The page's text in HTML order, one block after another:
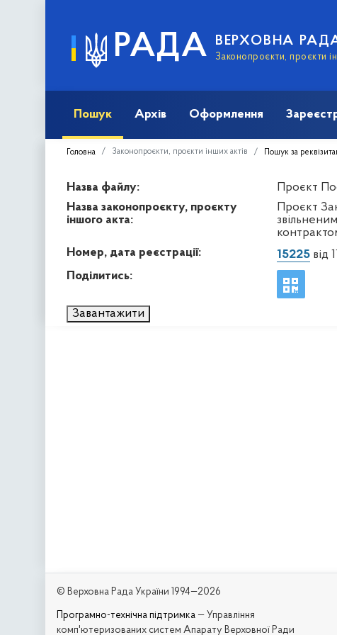
РАДА ВЕРХОВНА
Законопроєкти, проєкти
Пошук Архів Оформлення
Головна Законопроєкти, проєкти інших актів Пошук за
Назва файлу:
Проєкт
Назва законопроєкту, проєкту
іншого акта:
Проєкт
Номер, дата реєстрації:
15225від
Поділитись:
Завантажити
© Верховна Рада України 1994—2026
Програмно-технічна підтримка — Управління
комп'ютеризованих систем Апарату Верховної Ради